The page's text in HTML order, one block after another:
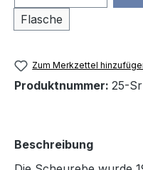
Flasche
Zum Merkzettel
Produktnummer: 25-Sr
Beschreibung